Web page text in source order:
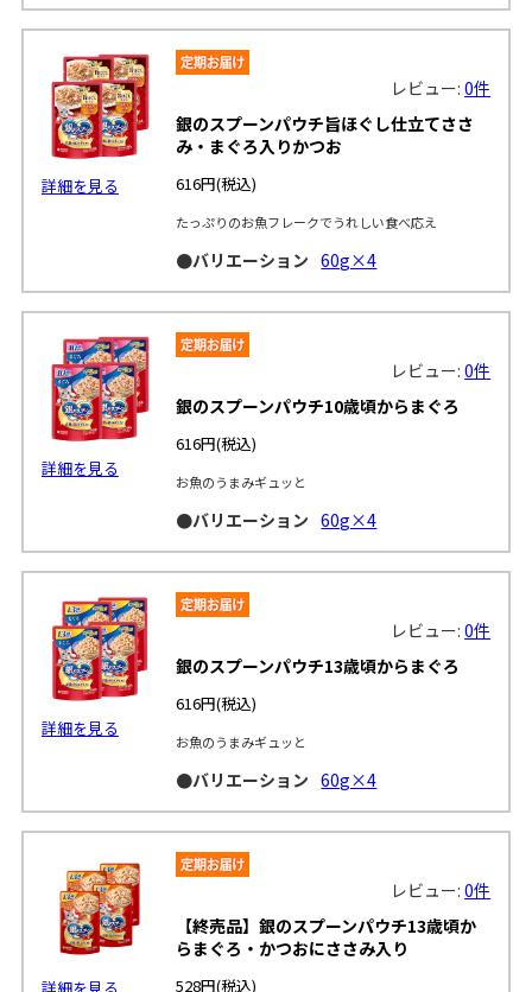
詳細を見る
レビュー:0件
銀のスプーンパウチ旨ほぐし仕立てささ
み・まぐろ入りかつお
616円(税込)
たっぷりのお魚フレークでうれしい食べ応え
●バリエーション 60g×4
詳細を見る
レビュー:0件
銀のスプーンパウチ10歳頃からまぐろ
616円(税込)
お魚のうまみギュッと
●バリエーション 60g×4
詳細を見る
レビュー:0件
銀のスプーンパウチ13歳頃からまぐろ
616円(税込)
お魚のうまみギュッと
●バリエーション 60g×4
レビュー:0件
【終売品】銀のスプーンパウチ13歳頃か
らまぐろ・かつおにささみ入り
528円(税込)